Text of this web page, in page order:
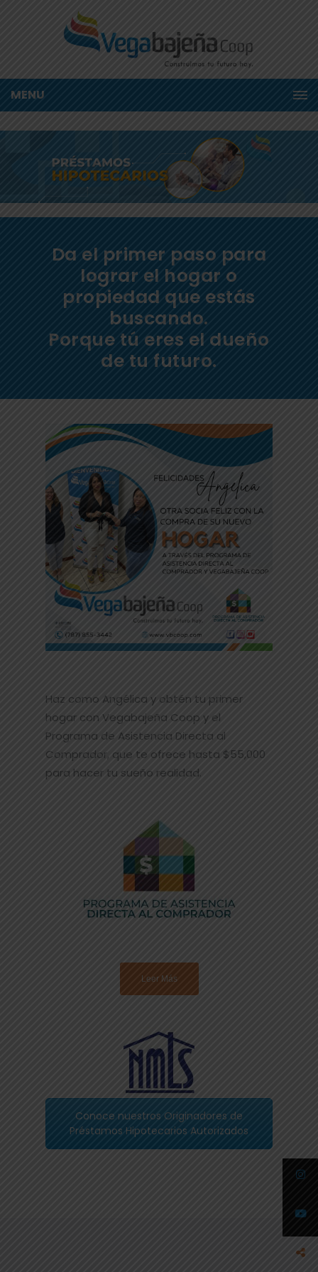
MENU
Da el primer paso para
lograr el hogar o
propiedad que estás
buscando.
Porque tú eres el dueño
de tu futuro.
Haz como Angélica y obtén tu primer
hogar con Vegabajeña Coop y el
Programa de Asistencia Directa al
Comprador, que te ofrece hasta $55,000
para hacer tu sueño realidad.
Leer Más
Conoce nuestros Originadores de
Préstamos Hipotecarios Autorizados